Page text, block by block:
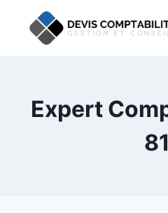
contenu
Expert
81